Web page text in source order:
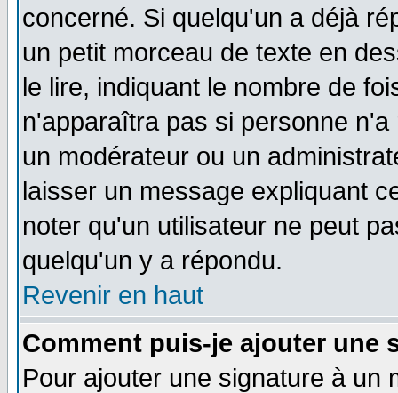
concerné. Si quelqu'un a déjà
un petit morceau de texte en
le lire, indiquant le nombre de
n'apparaîtra pas si personne
un modérateur ou un
laisser un message expliquant
noter qu'un utilisateur ne peut
quelqu'un y a répondu.
Revenir en haut
Comment puis-je ajouter une
Pour ajouter une signature à un